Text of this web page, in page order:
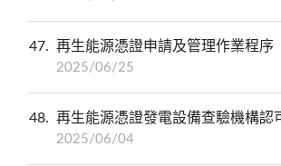
47 再生能源憑證申請及管理作業程序
2025/06/25
48 再生能源憑證發電設備查驗機構認
2025/06/04